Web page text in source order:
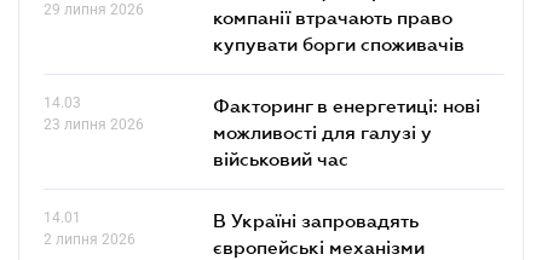
29 липня 2026
компанії втрачають право
купувати борги споживачів
14.03
23 липня 2026
Факторинг в енергетиці: нові
можливості для галузі у
військовий час
14.01
2 липня 2026
В Україні запровадять
європейські механізми